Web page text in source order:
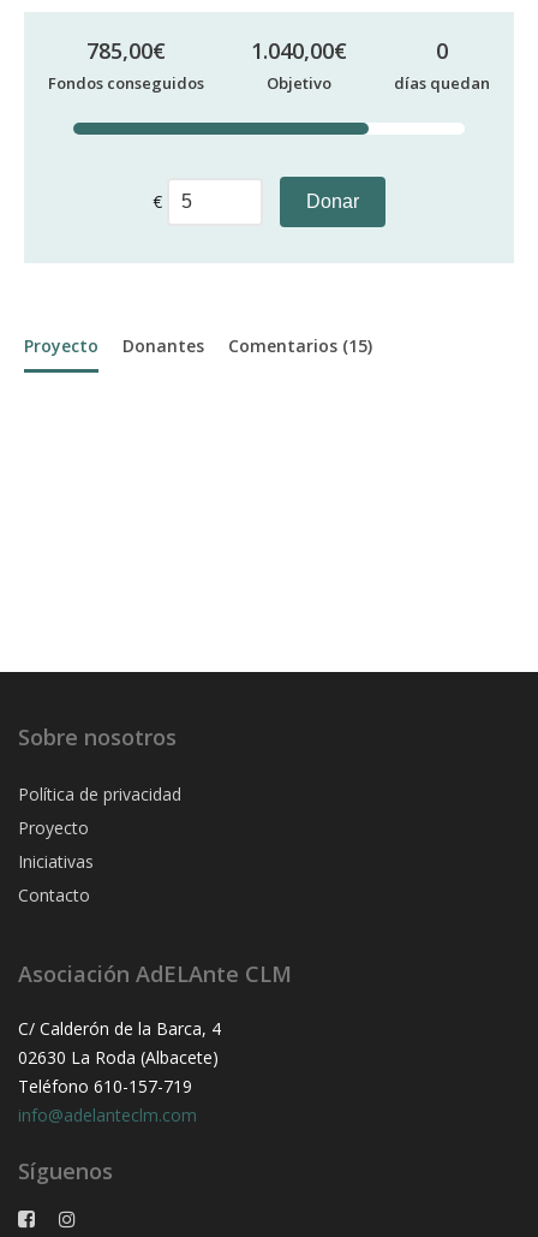
785,00€
Fondos conseguidos
1.040,00€
Objetivo
0
días quedan
€ Donar
Proyecto Donantes Comentarios (15)
Sobre nosotros
Política de privacidad
Proyecto
Iniciativas
Contacto
Asociación AdELAnte CLM
C/ Calderón de la Barca, 4
02630 La Roda (Albacete)
Teléfono 610-157-719
info@adelanteclm.com
Síguenos